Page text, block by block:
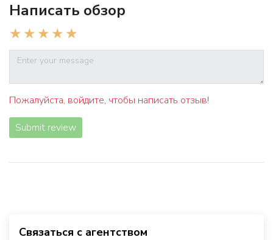
Написать обзор
Пожалуйста, войдите, чтобы написать отзыв!
Submit review
Связаться с агентством